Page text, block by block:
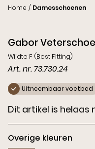
Home / Damesschoenen
Gabor
Wijdte F (Best Fitting)
Art. nr. 73.730.24
Uitneembaar voetbed
Dit artikel is helaas
Overige kleuren